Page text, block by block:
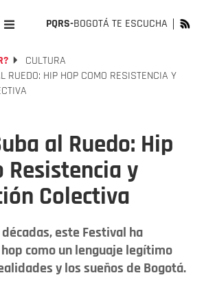
PQRS-BOGOTÁ TE ESCUCHA
CULTURA
RUEDO: HIP HOP COMO RESISTENCIA Y
al Ruedo: Hip
Resistencia y
Colectiva
este Festival ha
como un lenguaje legítimo
y los sueños de Bogotá.